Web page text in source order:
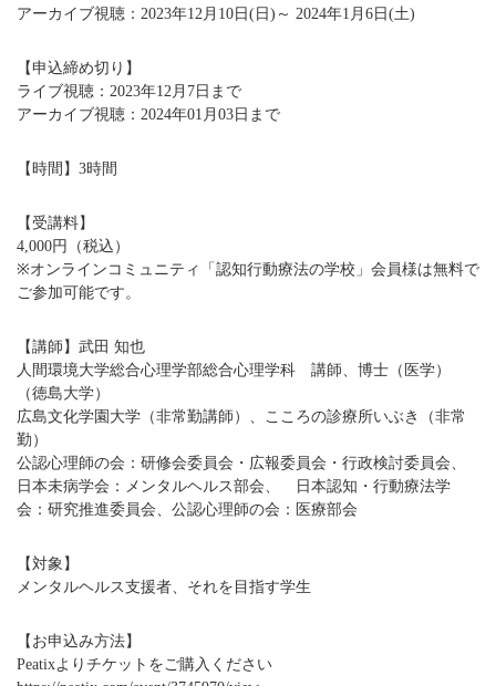
アーカイブ視聴：2023年12月10日(日)～ 2024年1月6日(土)
【申込締め切り】
ライブ視聴：2023年12月7日まで
アーカイブ視聴：2024年01月03日まで
【時間】3時間
【受講料】
4,000円（税込）
※オンラインコミュニティ「認知行動療法の学校」会員様は無料で
ご参加可能です。
【講師】武田 知也
人間環境大学総合心理学部総合心理学科 講師、博士（医学）
（徳島大学）
広島文化学園大学（非常勤講師）、こころの診療所いぶき（非常
勤）
公認心理師の会：研修会委員会・広報委員会・行政検討委員会、
日本未病学会：メンタルヘルス部会、 日本認知・行動療法学
会：研究推進委員会、公認心理師の会：医療部会
【対象】
メンタルヘルス支援者、それを目指す学生
【お申込み方法】
Peatixよりチケットをご購入ください